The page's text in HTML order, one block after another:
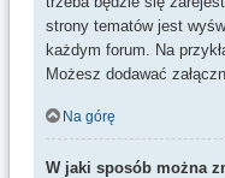
strony tematów jest
każdym forum. Na
Możesz dodawać
Na górę
W jaki sposób można